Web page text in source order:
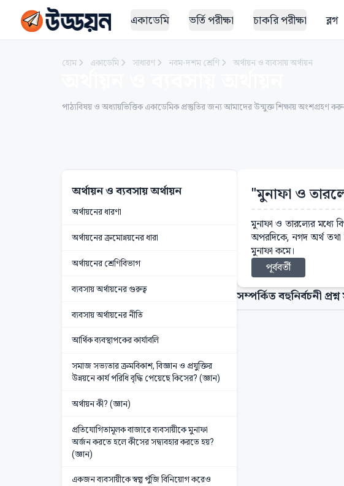
একাডেমি ভর্তি পরীক্ষা চাকরি পরীক্ষা ব্লগ
হোম একাডেমি সাধারণ নবম-দশম শ্রেণি অর্থায়ন ও ব্যবসায় অর্থায়ন
পাঠ্যবিষয় ও অধ্যায়ভিত্তিক একাডেমিক প্রস্তুতির জন্য আমাদের উন্মুক্ত শিক্ষায় অংশগ্রহণ
অর্থায়ন ও ব্যবসায় অর্থায়ন
অর্থায়নের ধারণা
অর্থায়নের ক্রমোন্নয়নের ধারা
অর্থায়নের শ্রেণিবিভাগ
ব্যবসায় অর্থায়নের গুরুত্ব
ব্যবসায় অর্থায়নের নীতি
আর্থিক ব্যবস্থাপকের কার্যাবলি
সমাজ সভ্যতার ক্রমবিকাশ, বিজ্ঞান ও প্রযুক্তির
উন্নয়নে কার্য পরিধি বৃদ্ধি পেয়েছে কিসের? (জ্ঞান)
অর্থায়ন কী? (জ্ঞান)
প্রতিযোগিতামূলক বাজারে ব্যবসায়ীকে মুনাফা
অর্জন করতে হলে কীসের সদ্ব্যবহার করতে হয়?
(জ্ঞান)
একজন ব্যবসায়ীকে স্বল্প পুঁজি বিনিয়োগ করেও
"মুনাফা ও
মুনাফা ও তারল্যের মধ্যে
অপরদিকে, নগদ অর্থ তথা
মুনাফা কমে।
পূর্ববর্তী
সম্পর্কিত বহুনির্বচনী